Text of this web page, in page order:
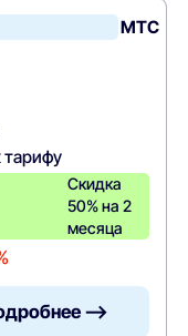
МТС
тарифу
Скидка
50% на 2
месяца
—>